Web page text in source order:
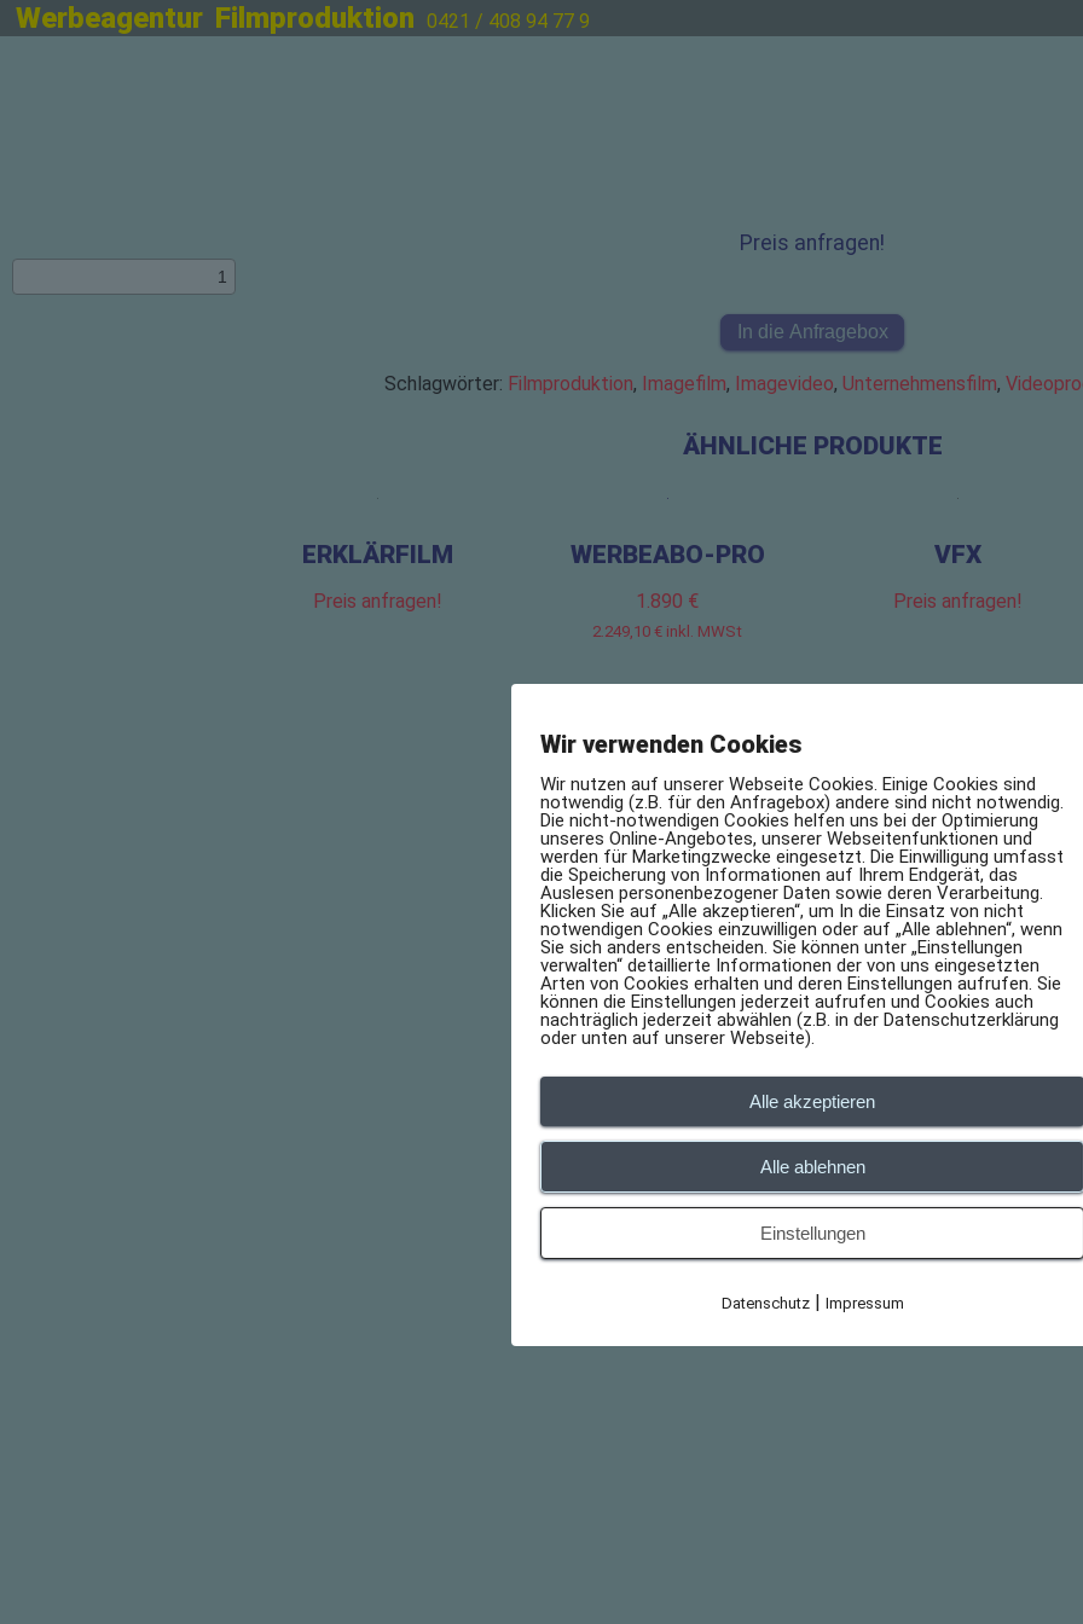
Werbeagentur Filmproduktion 0421 / 408 94 77 9
Preis anfragen!
In die Anfragebox
Schlagwörter: Filmproduktion, Imagefilm, Imagevideo, Unternehmensfilm,
ÄHNLICHE PRODUKTE
ERKLÄRFILM
Preis anfragen!
WERBEABO-PRO
1.890 €
2.249,10 € inkl. MWSt
VFX
Preis anfragen!
Wir verwenden Cookies
Wir nutzen auf unserer Webseite Cookies. Einige Cookies sind
notwendig (z.B. für den Anfragebox) andere sind nicht notwendig.
Die nicht-notwendigen Cookies helfen uns bei der Optimierung
unseres Online-Angebotes, unserer Webseitenfunktionen und
werden für Marketingzwecke eingesetzt. Die Einwilligung umfasst
die Speicherung von Informationen auf Ihrem Endgerät, das
Auslesen personenbezogener Daten sowie deren Verarbeitung.
Klicken Sie auf „Alle akzeptieren“, um In die Einsatz von nicht
notwendigen Cookies einzuwilligen oder auf „Alle ablehnen“, wenn
Sie sich anders entscheiden. Sie können unter „Einstellungen
verwalten“ detaillierte Informationen der von uns eingesetzten
Arten von Cookies erhalten und deren Einstellungen aufrufen. Sie
können die Einstellungen jederzeit aufrufen und Cookies auch
nachträglich jederzeit abwählen (z.B. in der Datenschutzerklärung
oder unten auf unserer Webseite).
Alle akzeptieren
Alle ablehnen
Einstellungen
Datenschutz| Impressum